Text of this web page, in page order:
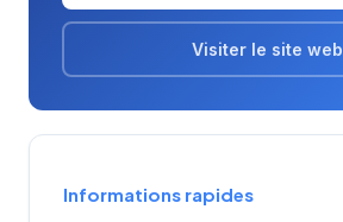
Visiter le site web
Informations rapides